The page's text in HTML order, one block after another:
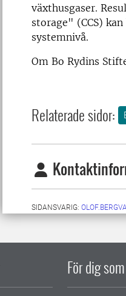
växthusgaser.
storage" (CCS)
systemnivå.
Om Bo Rydins
Relaterade sidor:
SIDANSVARIG:
För dig